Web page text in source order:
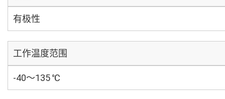
有极性
工作温度范围
-40～135 ℃